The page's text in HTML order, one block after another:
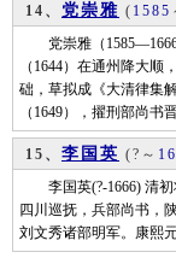
14、 党崇雅 ( 1585
党崇雅（1585—1666
（1644）在通州降大
础，草拟成《大清律集
（1649），擢刑部尚
15、 李国英 (?～
李国英(?-1666) 清初
四川巡抚，兵部尚书，
刘文秀诸部明军。康熙